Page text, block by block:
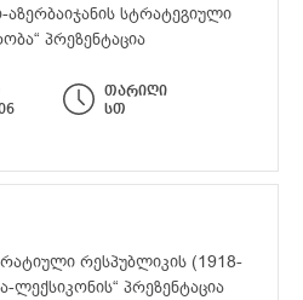
სტრატეგიული
პრეზენტაცია
თარიღი
სთ
რესპუბლიკის (1918-
ლექსიკონის“ პრეზენტაცია